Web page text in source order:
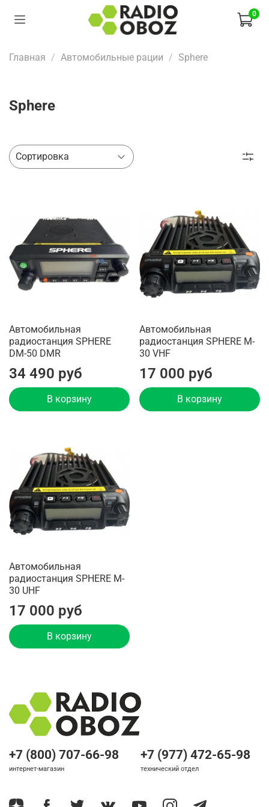
0
Главная Автомобильные рации Sphere
Sphere
Автомобильная
радиостанция SPHERE
DM-50 DMR
34 490 руб
В корзину
Автомобильная
радиостанция SPHERE M-
30 VHF
17 000 руб
В корзину
Автомобильная
радиостанция SPHERE M-
30 UHF
17 000 руб
В корзину
+7 (800) 707-66-98
интернет-магазин
+7 (977) 472-65-98
технический отдел